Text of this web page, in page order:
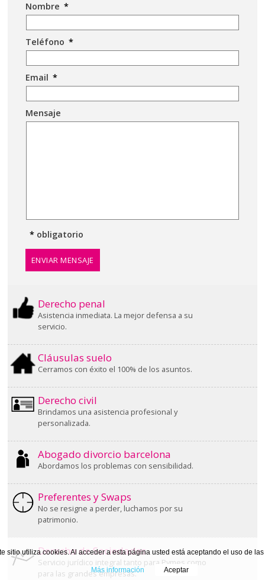
Nombre *
Teléfono *
Email *
Mensaje
* obligatorio
ENVIAR MENSAJE
Derecho penal
Asistencia inmediata. La mejor defensa a su
servicio.
Cláusulas suelo
Cerramos con éxito el 100% de los asuntos.
Derecho civil
Brindamos una asistencia profesional y
personalizada.
Abogado divorcio barcelona
Abordamos los problemas con sensibilidad.
Preferentes y Swaps
No se resigne a perder, luchamos por su
patrimonio.
Derecho de Sociedades
Servicio jurídico integral tanto para Pymes como
para las grandes empresas.
sitio utiliza cookies. Al acceder a esta página usted está aceptando el uso de las
Más información Aceptar